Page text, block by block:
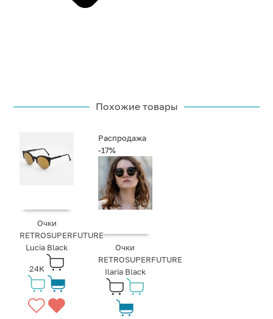
Похожие товары
Очки
RETROSUPERFUTURE
Lucia Black
24K
Распродажа
-17%
Очки
RETROSUPERFUTURE
Ilaria Black